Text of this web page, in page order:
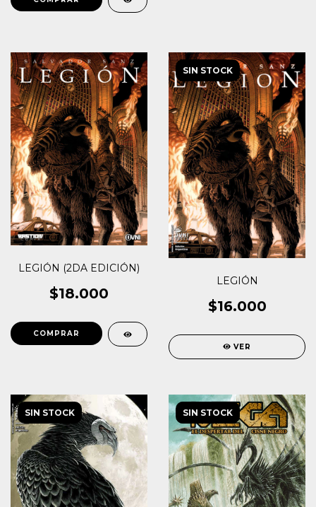
LEGIÓN (2DA EDICIÓN)
$18.000
SIN STOCK
LEGIÓN
$16.000
VER
SIN STOCK SIN STOCK